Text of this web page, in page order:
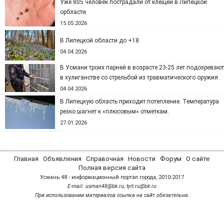
Уже 805 человек пострадали от клещей в Липецкой
орбласти.
15.05.2026
В Липецкой области до +18
04.04.2026
В Усмани троих парней в возрасте 23-25 лет подозревают
в хулиганстве со стрельбой из травматического оружия.
04.04.2026
В Липецкую область приходит потепление. Температура
резко шагнет к «плюсовым» отметкам.
27.01.2026
Главная Объявления Справочная Новости Форум
О сайте
Полная версия сайта
Усмань 48 - информационный портал города, 2010-2017
Е-mail: usman48@bk.ru; tyit.ru@bk.ru
При использовании материалов ссылка на сайт обязательна.